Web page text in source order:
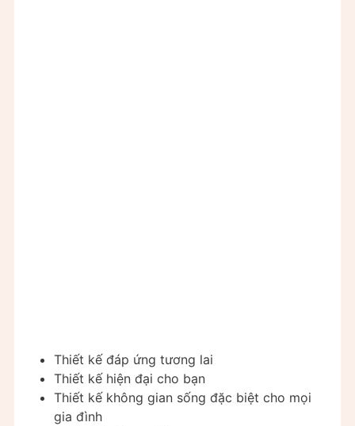
Thiết kế đáp ứng tương lai
Thiết kế hiện đại cho bạn
Thiết kế không gian sống đặc biệt cho mọi
gia đình